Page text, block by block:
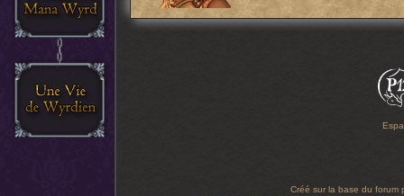
Créé sur la base du forum